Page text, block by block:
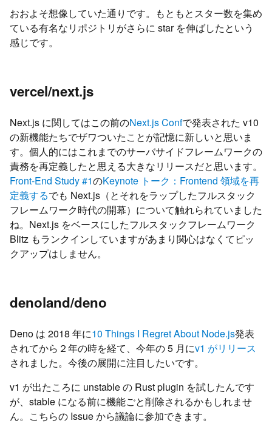
おおよそ想像していた通りです。もともとスター数を集め
ている有名なリポジトリがさらに star を伸ばしたという
感じです。
vercel/next.js
Next.js に関してはこの前のNext.js Confで発表された v10
の新機能たちでザワついたことが記憶に新しいと思いま
す。個人的にはこれまでのサーバサイドフレームワークの
責務を再定義したと思える大きなリリースだと思います。
Front-End Study #1のKeynote トーク：Frontend 領域を再
定義するでも Next.js（とそれをラップしたフルスタック
フレームワーク時代の開幕）について触れられていました
ね。Next.js をベースにしたフルスタックフレームワーク
Blitz もランクインしていますがあまり関心はなくてピッ
クアップはしません。
denoland/deno
Deno は 2018 年に10 Things I Regret About Node.js発表
されてから２年の時を経て、今年の 5 月にv1 がリリース
されました。今後の展開に注目したいです。
v1 が出たころに unstable の Rust plugin を試したんです
が、stable になる前に機能ごと削除されるかもしれませ
ん。こちらの Issue から議論に参加できます。